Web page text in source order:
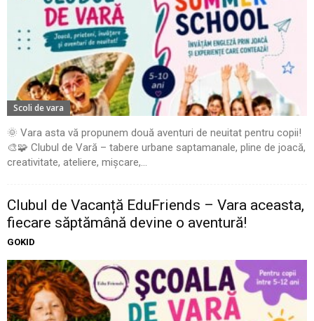
Scoli de vara
🌞 Vara asta vă propunem două aventuri de neuitat pentru copii!
🎨🧩 Clubul de Vară – tabere urbane saptamanale, pline de joacă,
creativitate, ateliere, mișcare,...
Clubul de Vacanță EduFriends – Vara aceasta,
fiecare săptămână devine o aventură!
GOKID